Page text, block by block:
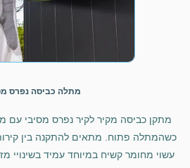
מתלה כביסה נפרס
מתקן כביסה מקיר לקיר נפרס מסיבי עם
כשהמתלה פתוח. מתאים להתקנה בין